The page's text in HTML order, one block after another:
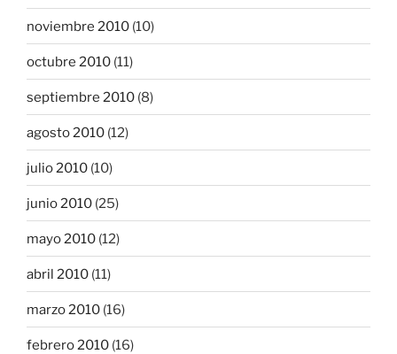
noviembre 2010 (10)
octubre 2010 (11)
septiembre 2010 (8)
agosto 2010 (12)
julio 2010 (10)
junio 2010 (25)
mayo 2010 (12)
abril 2010 (11)
marzo 2010 (16)
febrero 2010 (16)